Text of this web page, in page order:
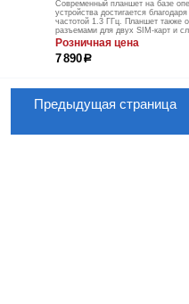
Современный планшет на базе
устройства достигается
частотой 1.3 ГГц. Планшет также
разъемами для двух SIM-карт и
Розничная цена
7 890р
Предыдущая страница